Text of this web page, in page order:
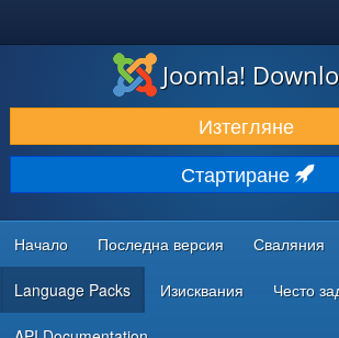
ИЗТЕГЛЯНЕ & РАЗШИРЯВАНЕ
ОТКРИВАЙТЕ & УЧЕТЕ
ОБЩНОСТ & ПОДДРЪЖКА
РЕСУРСИ ЗА РАЗРАБОТКА
Joomla!
Изтегляне
Стартиране
Начало Последна версия Сваляния
Language Packs Изисквания Често